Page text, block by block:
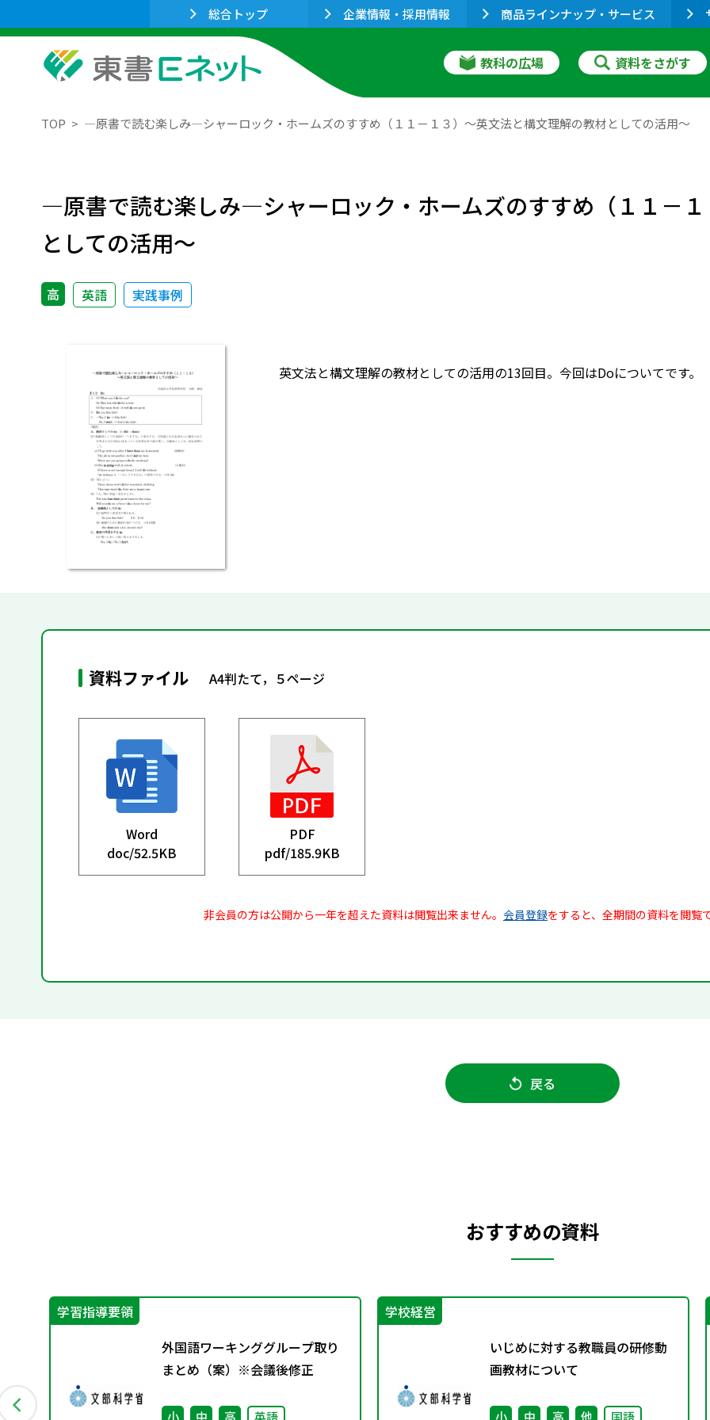
総合トップ 企業情報・採用情報 商品ラインナップ・サービス
教科の広場 資料をさがす
TOP ―原書で読む楽しみ―シャーロック・ホームズのすすめ（１１－１３）～英文法と構文理解の教材としての活用～
―原書で読む楽しみ―シャーロック・ホームズのすすめ（１１－
としての活用～
高 英語 実践事例
英文法と構文理解の教材としての活用の13回目。今回はDoについてです。
資料ファイル A4判たて，５ページ
Word
doc/52.5KB
PDF
pdf/185.9KB
非会員の方は公開から一年を超えた資料は閲覧出来ません。 会員登録をすると、全期間の資料を閲覧
戻る
おすすめの資料
学習指導要領
外国語ワーキンググループ取り
まとめ（案）※会議後修正
学校経営
いじめに対する教職員の研修動
画教材について